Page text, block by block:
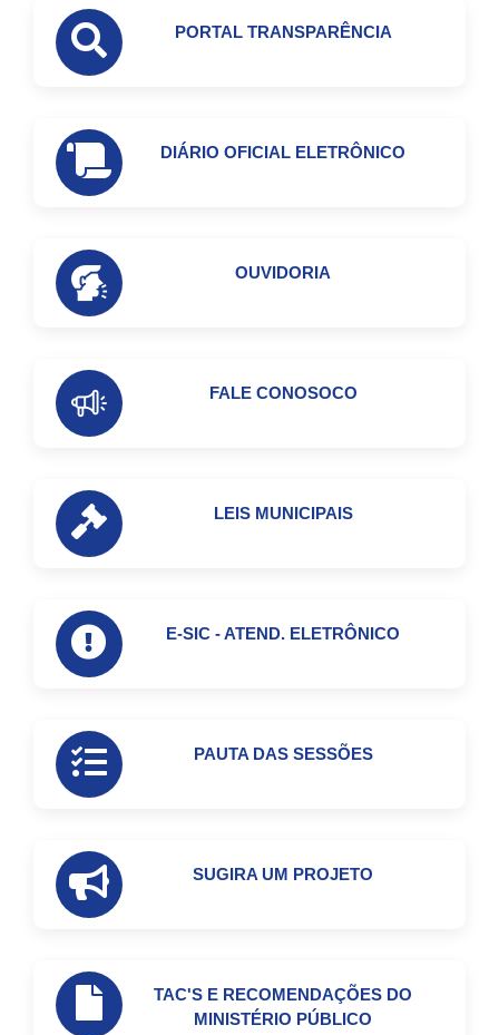
PORTAL TRANSPARÊNCIA
DIÁRIO OFICIAL ELETRÔNICO
OUVIDORIA
FALE CONOSOCO
LEIS MUNICIPAIS
E-SIC - ATEND. ELETRÔNICO
PAUTA DAS SESSÕES
SUGIRA UM PROJETO
TAC'S E RECOMENDAÇÕES DO
MINISTÉRIO PÚBLICO